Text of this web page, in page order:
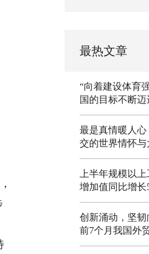
最热文章
“向着建设体育
国的目标不断迈
最是真情暖人
交的世界情怀与
上半年规模以
增加值同比增长
创新涌动，坚
前7个月我国外